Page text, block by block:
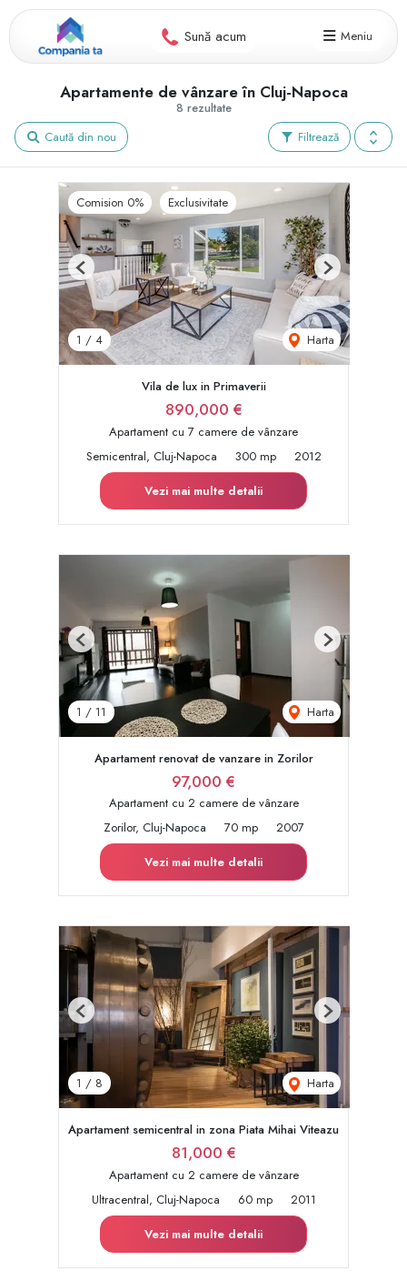
Sună acum Meniu
8 rezultate
Apartamente de vânzare în Cluj-Napoca
Filtrează
Caută din nou
Comision 0% Exclusivitate
1 / 4 Harta
Previous Next
Vila de lux in Primaverii
890,000 €
Apartament cu 7 camere de vânzare
Semicentral, Cluj-Napoca
300 mp
2012
Vezi mai multe detalii
1 / 11 Harta
Previous Next
Apartament renovat de vanzare in Zorilor
97,000 €
Apartament cu 2 camere de vânzare
Zorilor, Cluj-Napoca
70 mp
2007
Vezi mai multe detalii
1 / 8 Harta
Previous Next
Apartament semicentral in zona Piata Mihai Viteazu
81,000 €
Apartament cu 2 camere de vânzare
Ultracentral, Cluj-Napoca
60 mp
2011
Vezi mai multe detalii